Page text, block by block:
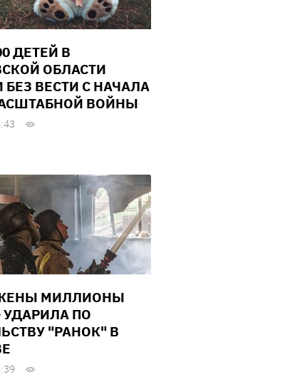
ДЕТЕЙ В
ОБЛАСТИ
ВЕСТИ С НАЧАЛА
ВОЙНЫ
МИЛЛИОНЫ
УДАРИЛА ПО
"РАНОК" В